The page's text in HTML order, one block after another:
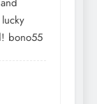
bono55